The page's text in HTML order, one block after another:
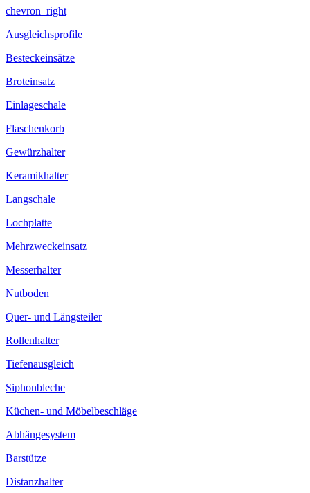
chevron_right
Ausgleichsprofile
Besteckeinsätze
Broteinsatz
Einlageschale
Flaschenkorb
Gewürzhalter
Keramikhalter
Langschale
Lochplatte
Mehrzweckeinsatz
Messerhalter
Nutboden
Quer- und Längsteiler
Rollenhalter
Tiefenausgleich
Siphonbleche
Küchen- und Möbelbeschläge
Abhängesystem
Barstütze
Distanzhalter